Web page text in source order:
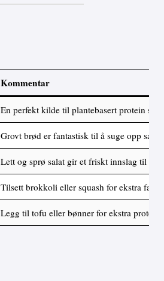
Kommentar
En perfekt kilde til plantebasert protein
Grovt brød er fantastisk til å suge opp
Lett og sprø salat gir et friskt innslag til
Tilsett brokkoli eller squash for ekstra
Legg til tofu eller bønner for ekstra